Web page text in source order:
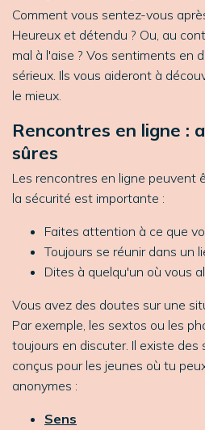
Comment vous sentez-vous
Heureux et détendu ? Ou, au
mal à l'aise ? Vos sentiments en
sérieux. Ils vous aideront à
le mieux.
Rencontres en ligne :
sûres
Les rencontres en ligne peuvent
la sécurité est importante :
Faites attention à ce que
Toujours se réunir dans un
Dites à quelqu'un où vous
Vous avez des doutes sur une
Par exemple, les sextos ou les
toujours en discuter. Il existe
conçus pour les jeunes où tu
anonymes :
Sens